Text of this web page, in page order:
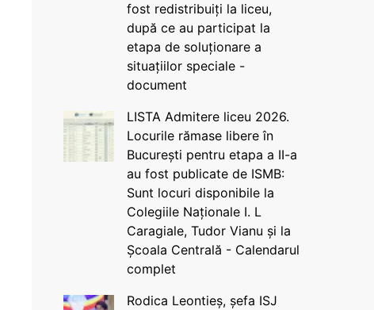
fost redistribuiți la liceu,
după ce au participat la
etapa de soluționare a
situațiilor speciale -
document
LISTA Admitere liceu 2026.
Locurile rămase libere în
București pentru etapa a II-a
au fost publicate de ISMB:
Sunt locuri disponibile la
Colegiile Naționale I. L
Caragiale, Tudor Vianu și la
Școala Centrală - Calendarul
complet
Rodica Leontieș, șefa ISJ